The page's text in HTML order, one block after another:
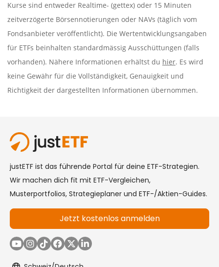
Kurse sind entweder Realtime- (gettex) oder 15 Minuten
zeitverzögerte Börsennotierungen oder NAVs (täglich vom
Fondsanbieter veröffentlicht). Die Wertentwicklungsangaben
für ETFs beinhalten standardmässig Ausschüttungen (falls
vorhanden). Nähere Informationen erhältst du hier. Es wird
keine Gewähr für die Vollständigkeit, Genauigkeit und
Richtigkeit der dargestellten Informationen übernommen.